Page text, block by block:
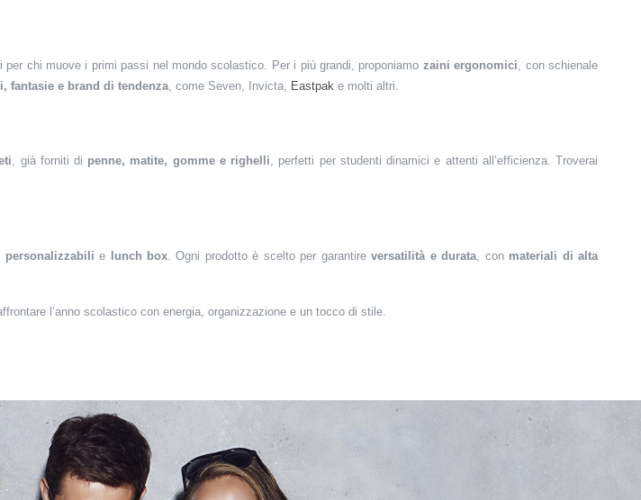
chi muove i primi passi nel mondo scolastico. Per i più grandi, proponiamo zaini ergonomici, con schienale
fantasie e brand di tendenza, come Seven, Invicta, Eastpak e molti altri.
, già forniti di penne, matite, gomme e righelli, perfetti per studenti dinamici e attenti all’efficienza. Troverai
personalizzabili e lunch box. Ogni prodotto è scelto per garantireversatilità e durata, con materiali di alta
l’anno scolastico con energia, organizzazione e un tocco di stile.